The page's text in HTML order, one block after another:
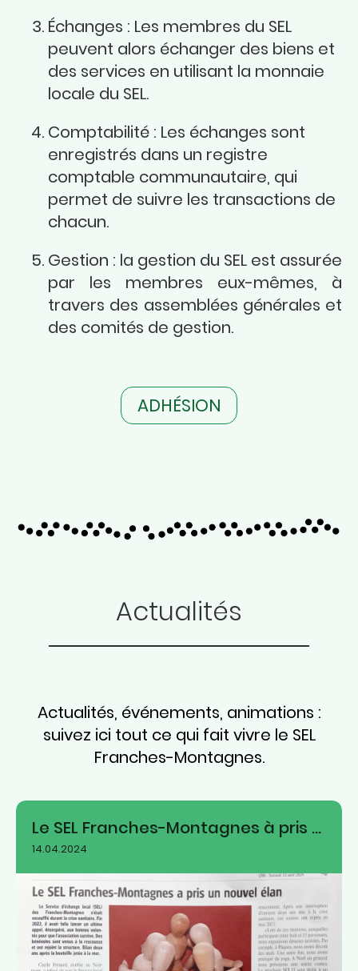
Échanges : Les membres du SEL
peuvent alors échanger des biens et
des services en utilisant la monnaie
locale du SEL.
Comptabilité : Les échanges sont
enregistrés dans un registre
comptable communautaire, qui
permet de suivre les transactions de
chacun.
Gestion : la gestion du SEL est assurée
par les membres eux-mêmes, à
travers des assemblées générales et
des comités de gestion.
ADHÉSION
Actualités
Actualités, événements, animations :
suivez ici tout ce qui fait vivre le SEL
Franches-Montagnes.
Le SEL Franches-Montagnes à pris un nouvel élan
14.04.2024